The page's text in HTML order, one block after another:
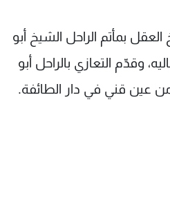
بمأتم الراحل الشيخ أبو
وقدّم التعازي بالراحل أبو
عين قني في دار الطائفة.